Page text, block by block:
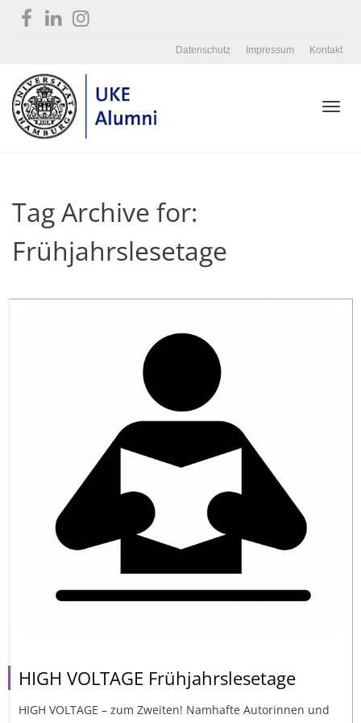
Datenschutz Impressum Kontakt
Tag Archive for:
Frühjahrslesetage
HIGH VOLTAGE Frühjahrslesetage
HIGH VOLTAGE – zum Zweiten! Namhafte Autorinnen und